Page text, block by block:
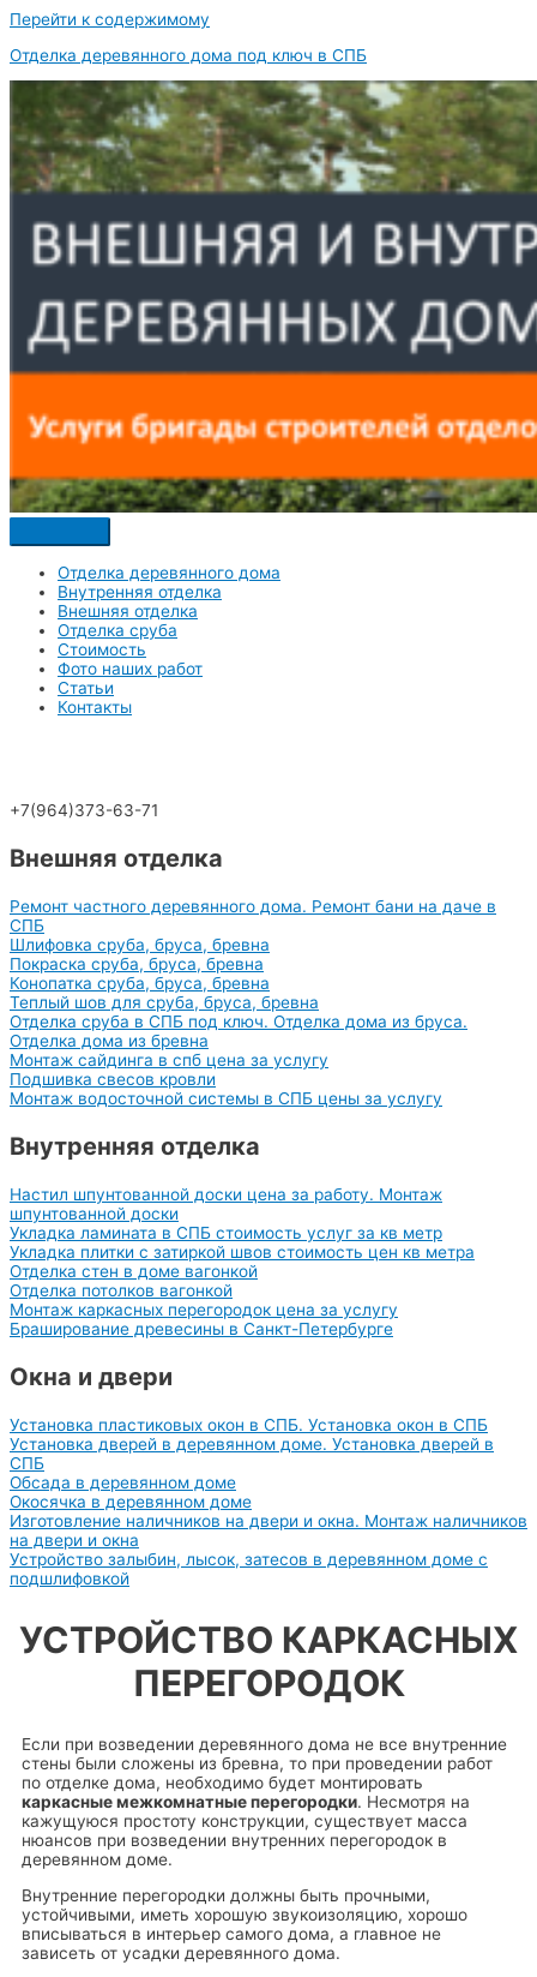
Перейти к содержимому
Отделка деревянного дома под ключ в СПБ
Отделка деревянного дома
Внутренняя отделка
Внешняя отделка
Отделка сруба
Стоимость
Фото наших работ
Статьи
Контакты
+7(964)373-63-71
Внешняя отделка
Ремонт частного деревянного дома. Ремонт бани на даче в
СПБ
Шлифовка сруба, бруса, бревна
Покраска сруба, бруса, бревна
Конопатка сруба, бруса, бревна
Теплый шов для сруба, бруса, бревна
Отделка сруба в СПБ под ключ. Отделка дома из бруса.
Отделка дома из бревна
Монтаж сайдинга в спб цена за услугу
Подшивка свесов кровли
Монтаж водосточной системы в СПБ цены за услугу
Внутренняя отделка
Настил шпунтованной доски цена за работу. Монтаж
шпунтованной доски
Укладка ламината в СПБ стоимость услуг за кв метр
Укладка плитки с затиркой швов стоимость цен кв метра
Отделка стен в доме вагонкой
Отделка потолков вагонкой
Монтаж каркасных перегородок цена за услугу
Браширование древесины в Санкт-Петербурге
Окна и двери
Установка пластиковых окон в СПБ. Установка окон в СПБ
Установка дверей в деревянном доме. Установка дверей в
СПБ
Обсада в деревянном доме
Окосячка в деревянном доме
Изготовление наличников на двери и окна. Монтаж наличников
на двери и окна
Устройство залыбин, лысок, затесов в деревянном доме с
подшлифовкой
УСТРОЙСТВО КАРКАСНЫХ
ПЕРЕГОРОДОК
Если при возведении деревянного дома не все внутренние
стены были сложены из бревна, то при проведении работ
по отделке дома, необходимо будет монтировать
каркасные межкомнатные перегородки. Несмотря на
кажущуюся простоту конструкции, существует масса
нюансов при возведении внутренних перегородок в
деревянном доме.
Внутренние перегородки должны быть прочными,
устойчивыми, иметь хорошую звукоизоляцию, хорошо
вписываться в интерьер самого дома, а главное не
зависеть от усадки деревянного дома.